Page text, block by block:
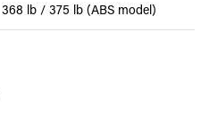
368 lb / 375 lb (ABS model)